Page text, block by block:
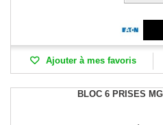
Ajouter à mes favoris
BLOC 6 PRISES